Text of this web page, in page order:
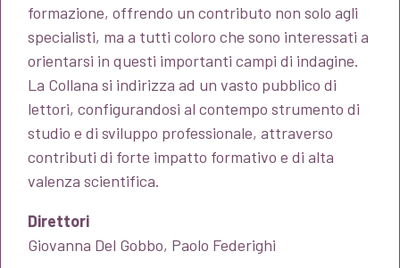
formazione, offrendo un contributo non solo agli
specialisti, ma a tutti coloro che sono interessati a
orientarsi in questi importanti campi di indagine.
La Collana si indirizza ad un vasto pubblico di
lettori, configurandosi al contempo strumento di
studio e di sviluppo professionale, attraverso
contributi di forte impatto formativo e di alta
valenza scientifica.
Direttori
Giovanna Del Gobbo, Paolo Federighi